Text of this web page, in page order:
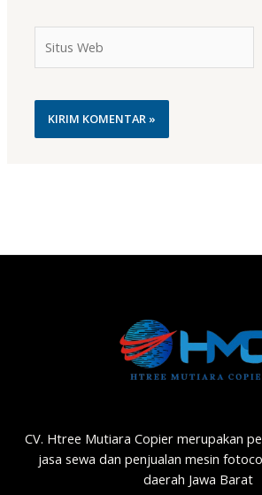
Web
CV. Htree Mutiara Copier merupakan
jasa sewa dan penjualan mesin
daerah Jawa Barat